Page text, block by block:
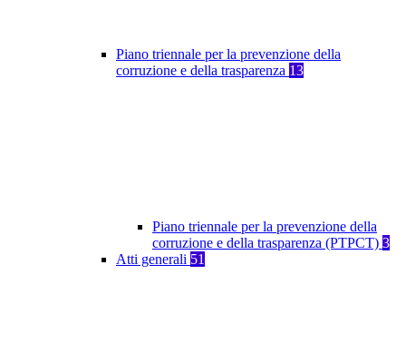
Piano triennale per la prevenzione della
corruzione e della trasparenza 13
Piano triennale per la prevenzione della
corruzione e della trasparenza (PTPCT) 3
Atti generali 51